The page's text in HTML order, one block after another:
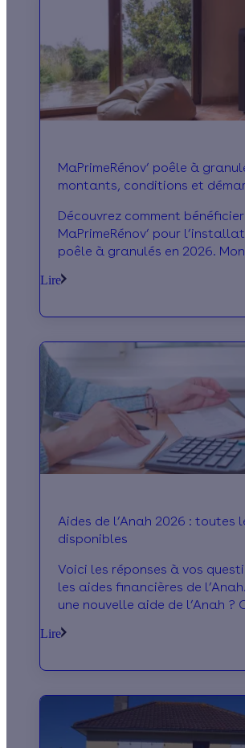
MaPrimeRénov’ poêle à
montants, conditions et
Découvrez comment
MaPrimeRénov’ pour
poêle à granulés en 2026.
démarches à suivre pour
Lire
Aides de l’Anah 2026 : toutes
disponibles
Voici les réponses à vos
les aides financières de
une nouvelle aide de l’Anah ?
vous éligible à MaPrimeRénov’
Sérénité ? Faut-il être
propriétaire ?
Lire